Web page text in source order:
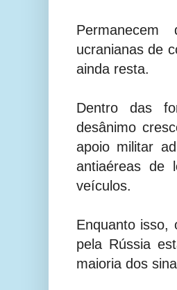
ucranianas de
ainda resta.
Dentro das
desânimo
apoio militar
antiaéreas de
veículos.
Enquanto isso,
pela Rússia
maioria dos